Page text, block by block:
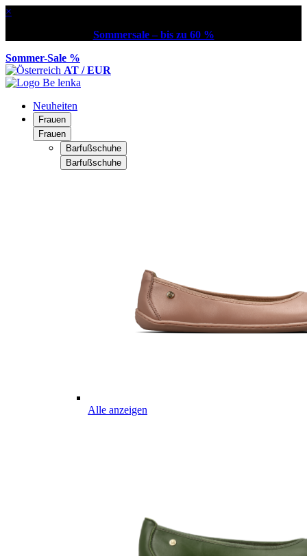
×
Sommersale – bis zu 60 %
Sommer-Sale %
AT / EUR
Neuheiten
Frauen
Frauen
Barfußschuhe
Barfußschuhe
Alle anzeigen